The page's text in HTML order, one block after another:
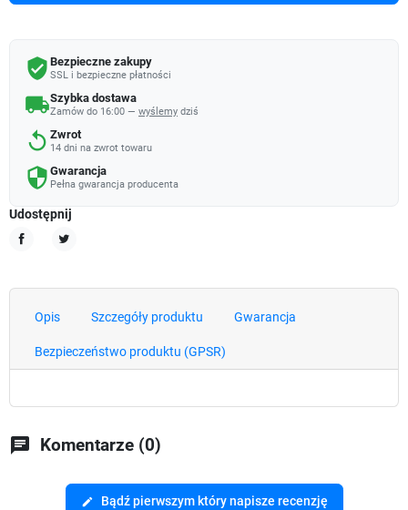
verified_user Bezpieczne zakupy
SSL i bezpieczne płatności
local_shippingSzybka dostawa
Zamów do 16:00 — wyślemy dziś
replay Zwrot
14 dni na zwrot towaru
security Gwarancja
Pełna gwarancja producenta
Udostępnij
Opis Szczegóły produktu Gwarancja
Bezpieczeństwo produktu (GPSR)
chat Komentarze (0)
edit Bądź pierwszym który napisze recenzję